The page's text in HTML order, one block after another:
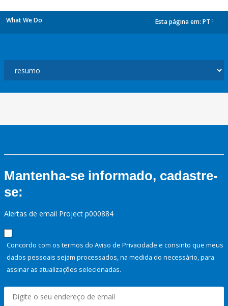
What We Do Esta página em: PT
Mantenha-se informado, cadastre-
se:
Alertas de email Project p000884
Concordo com os termos do Aviso de Privacidade e consinto que meus
dados pessoais sejam processados, na medida do necessário, para
assinar as atualizações selecionadas.